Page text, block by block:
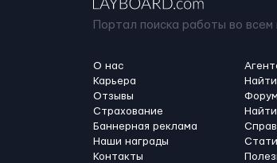
Портал поиска работы во всем
О нас
Карьера
Отзывы
Страхование
Баннерная реклама
Наши награды
Контакты